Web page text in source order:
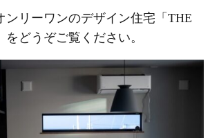
ンリーワンのデザイン住宅「THE
どうぞご覧ください。